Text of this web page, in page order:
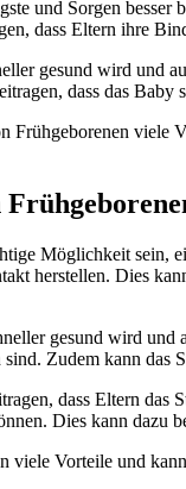
und Sorgen
dass Eltern ihre
gesund wird und
dass das
viele
Möglichkeit sein,
herstellen. Dies
gesund wird
Zudem kann das
dass Eltern
Dies kann
viele Vorteile und